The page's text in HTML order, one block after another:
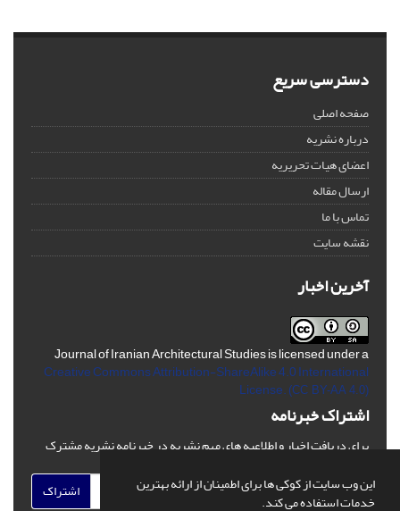
این وب سایت از کوکی ها برای اطمینان از ارائه بهترین
خدمات استفاده می کند.
دسترسی سریع
صفحه اصلی
درباره نشریه
اعضای هیات تحریریه
ارسال مقاله
تماس با ما
نقشه سایت
آخرین اخبار
Journal of Iranian Architectural Studies is licensed under a
Creative Commons Attribution-ShareAlike 4.0 International
License. (CC BY-AA 4.0)
اشتراک خبرنامه
برای دریافت اخبار و اطلاعیه های مهم نشریه در خبرنامه نشریه مشترک
اشتراک